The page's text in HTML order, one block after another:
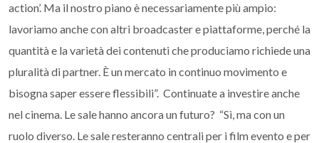
action’. Ma il nostro piano è necessariamente più ampio:
lavoriamo anche con altri broadcaster e piattaforme, perché la
quantità e la varietà dei contenuti che produciamo richiede una
pluralità di partner. È un mercato in continuo movimento e
bisogna saper essere flessibili”. Continuate a investire anche
nel cinema. Le sale hanno ancora un futuro? “Sì, ma con un
ruolo diverso. Le sale resteranno centrali per i film evento e per